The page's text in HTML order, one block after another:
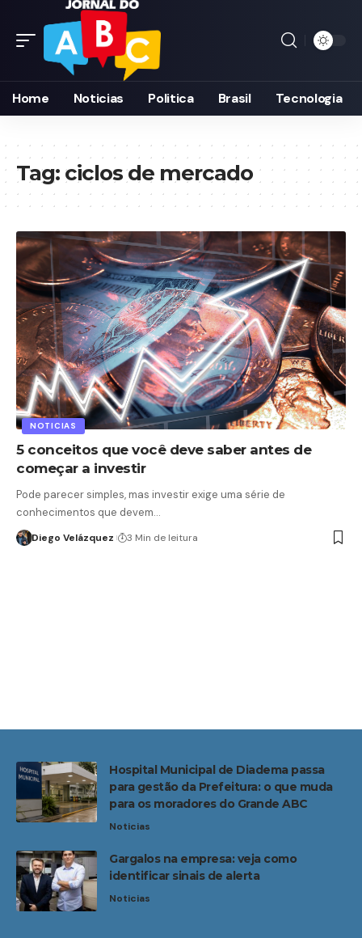
Home Noticias Politica Brasil Tecnologia
Tag: ciclos de mercado
NOTICIAS
5 conceitos que você deve saber antes de
começar a investir
Pode parecer simples, mas investir exige uma série de
conhecimentos que devem…
Diego Velázquez 3 Min de leitura
Hospital Municipal de Diadema passa
para gestão da Prefeitura: o que muda
para os moradores do Grande ABC
Noticias
Gargalos na empresa: veja como
identificar sinais de alerta
Noticias